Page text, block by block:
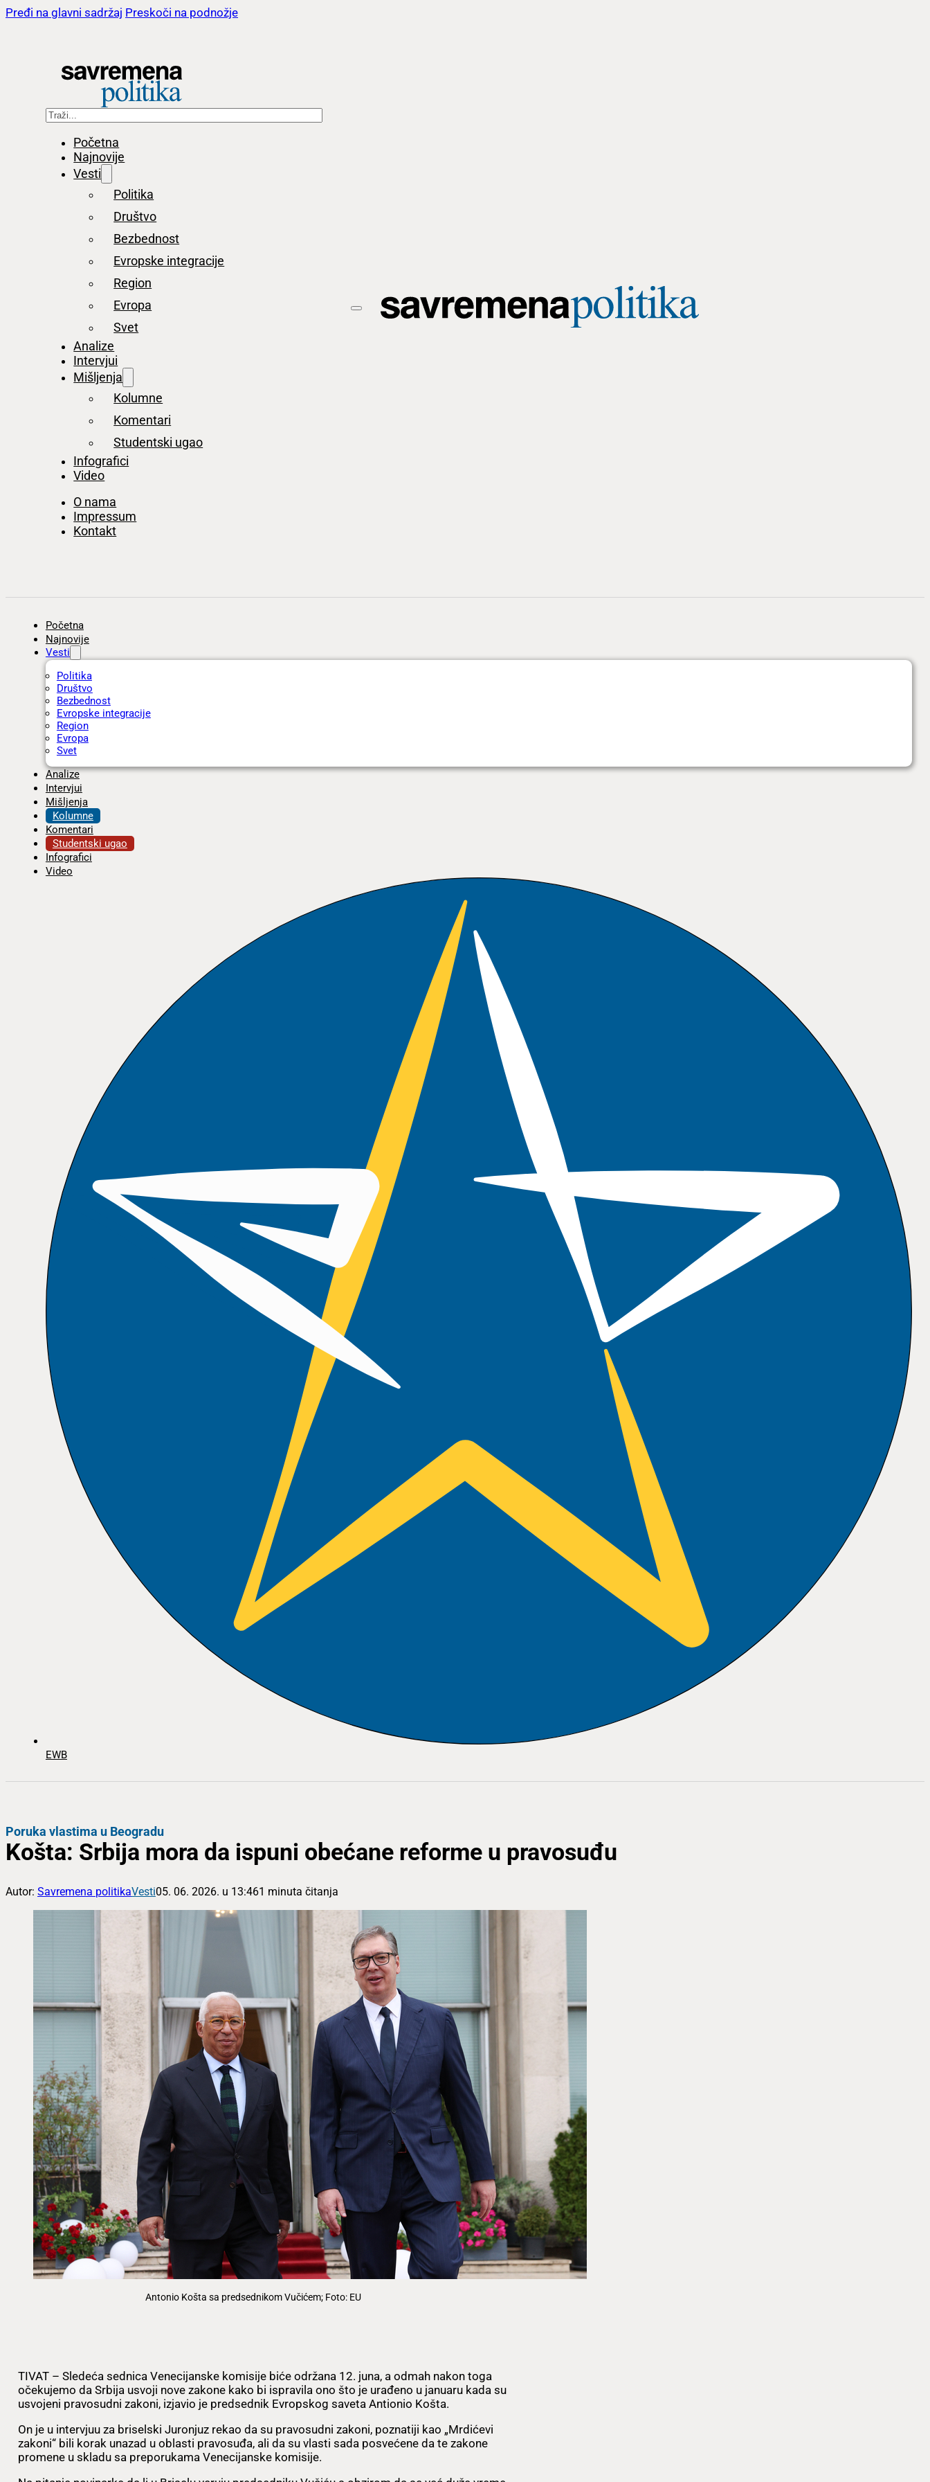
Pređi na glavni sadržaj Preskoči na podnožje
Pretraga
Početna
Najnovije
Vesti
Politika
Društvo
Bezbednost
Evropske integracije
Region
Evropa
Svet
Analize
Intervjui
Mišljenja
Kolumne
Komentari
Studentski ugao
Infografici
Video
O nama
Impressum
Kontakt
Početna
Najnovije
Vesti
Politika
Društvo
Bezbednost
Evropske integracije
Region
Evropa
Svet
Analize
Intervjui
Mišljenja
Kolumne
Komentari
Studentski ugao
Infografici
Video
EWB
Poruka vlastima u Beogradu
Košta: Srbija mora da ispuni obećane reforme u pravosuđu
Autor: Savremena politikaVesti05. 06. 2026. u 13:461 minuta čitanja
Antonio Košta sa predsednikom Vučićem; Foto: EU
TIVAT – Sledeća sednica Venecijanske komisije biće održana 12. juna, a odmah nakon toga
očekujemo da Srbija usvoji nove zakone kako bi ispravila ono što je urađeno u januaru kada su
usvojeni pravosudni zakoni, izjavio je predsednik Evropskog saveta Antionio Košta.
On je u intervjuu za briselski Juronjuz rekao da su pravosudni zakoni, poznatiji kao „Mrdićevi
zakoni“ bili korak unazad u oblasti pravosuđa, ali da su vlasti sada posvećene da te zakone
promene u skladu sa preporukama Venecijanske komisije.